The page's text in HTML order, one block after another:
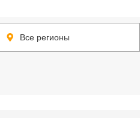
Все регионы